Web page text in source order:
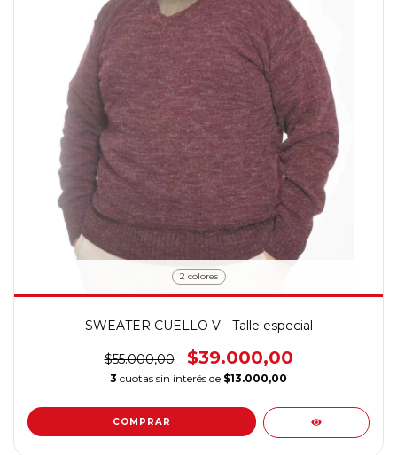
2 colores
SWEATER CUELLO V - Talle especial
$55.000,00 $39.000,00
3 cuotas sin interés de $13.000,00
COMPRAR